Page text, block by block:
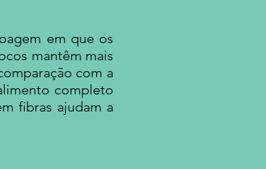
em que os
mantêm mais
com a
completo
fibras ajudam a